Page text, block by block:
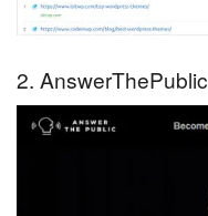
2. AnswerThePublic